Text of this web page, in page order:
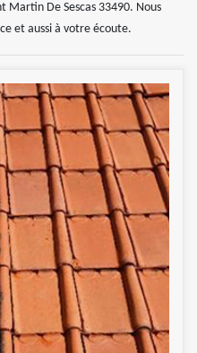
Martin De Sescas 33490. Nous
et aussi à votre écoute.